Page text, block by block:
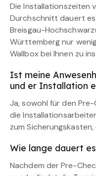
Die Installationszeiten
Durchschnitt dauert
Breisgau-
Württemberg nur
Wallbox bei Ihnen zu
Ist meine
und er Installation
Ja, sowohl für den
die
zum
Wie lange dauert
Nachdem der Pre-